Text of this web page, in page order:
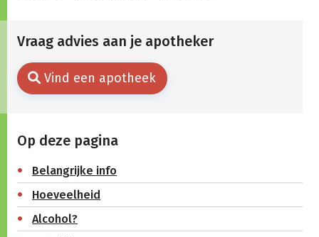
Vraag advies aan je apotheker
Vind een apotheek
Op deze pagina
Belangrijke info
Hoeveelheid
Alcohol?